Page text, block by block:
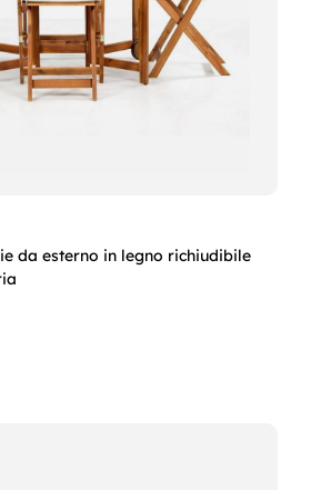
da esterno in legno richiudibile